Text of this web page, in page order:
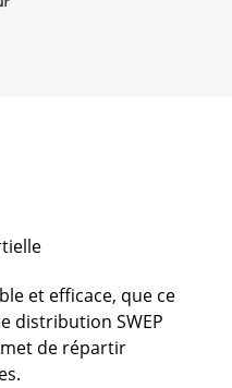
et efficace, que ce
distribution SWEP
de répartir